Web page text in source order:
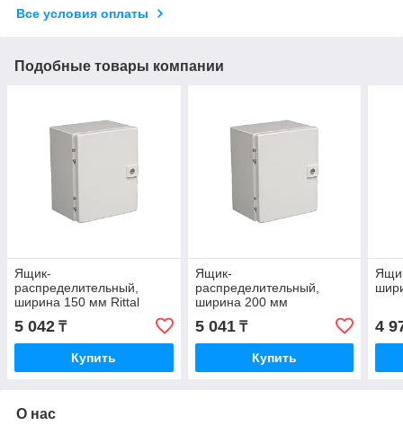
Все условия оплаты
Подобные товары компании
Ящик-
распределительный,
ширина 150 мм Rittal
5 042 ₸
Купить
Ящик-
распределительный,
ширина 200 мм
5 041₸
Купить
4
О нас